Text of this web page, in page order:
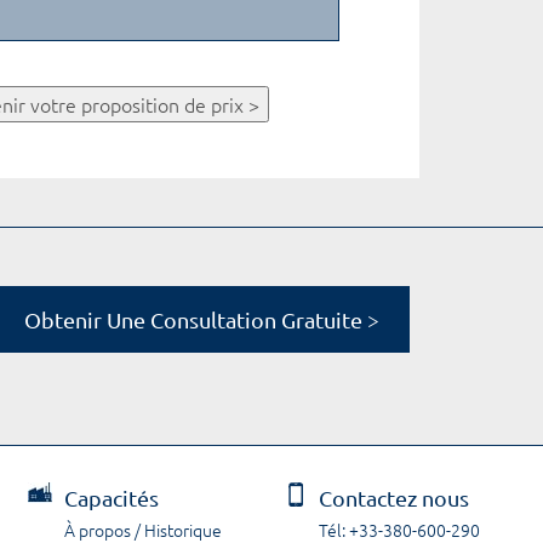
votre proposition de prix >
Obtenir Une Consultation Gratuite >
Capacités
À propos / Historique
Contactez nous
Tél: +33-380-600-290